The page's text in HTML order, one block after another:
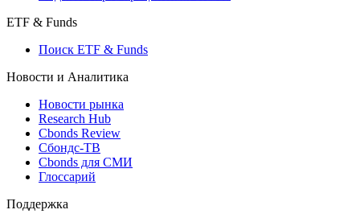
Макроэкономика
Виджет: Карта процентных ставок
ETF & Funds
Поиск ETF & Funds
Новости и Аналитика
Новости рынка
Research Hub
Сбондс-ТВ